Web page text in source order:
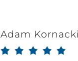
Adam Kornacki